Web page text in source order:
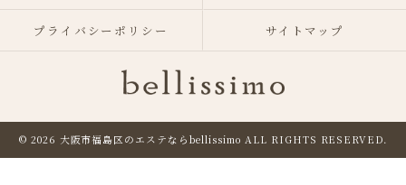
プライバシーポリシー サイトマップ
© 2026 大阪市福島区のエステならbellissimo ALL RIGHTS RESERVED.